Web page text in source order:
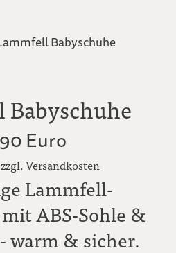
Babyschuhe
Euro
Versandkosten
Lammfell-
ABS-Sohle &
warm & sicher.